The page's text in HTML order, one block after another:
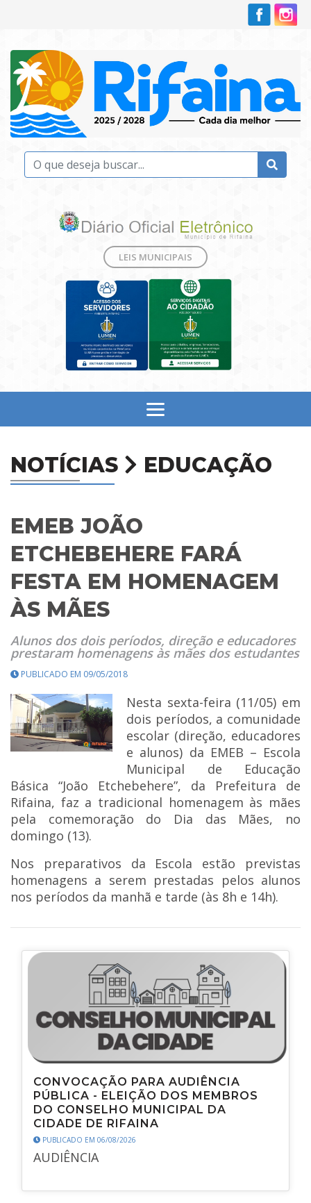
LEIS MUNICIPAIS
NOTÍCIAS EDUCAÇÃO
EMEB JOÃO
ETCHEBEHERE FARÁ
FESTA EM HOMENAGEM
ÀS MÃES
Alunos dos dois períodos, direção e educadores
prestaram homenagens às mães dos estudantes
PUBLICADO EM 09/05/2018
Nesta sexta-feira (11/05) em
dois períodos, a comunidade
escolar (direção, educadores
e alunos) da EMEB – Escola
Municipal de Educação
Básica “João Etchebehere”, da Prefeitura de
Rifaina, faz a tradicional homenagem às mães
pela comemoração do Dia das Mães, no
domingo (13).
Nos preparativos da Escola estão previstas
homenagens a serem prestadas pelos alunos
nos períodos da manhã e tarde (às 8h e 14h).
CONVOCAÇÃO PARA AUDIÊNCIA
PÚBLICA - ELEIÇÃO DOS MEMBROS
DO CONSELHO MUNICIPAL DA
CIDADE DE RIFAINA
PUBLICADO EM 06/08/2026
AUDIÊNCIA